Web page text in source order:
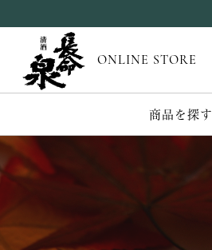
ONLINE STORE
商品を探す